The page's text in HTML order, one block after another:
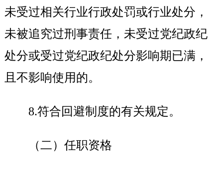
未受过相关行业行政处罚或行业处分，
未被追究过刑事责任，未受过党纪政纪
处分或受过党纪政纪处分影响期已满，
且不影响使用的。
8.符合回避制度的有关规定。
（二）任职资格